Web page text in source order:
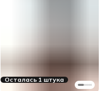
Осталась 1 штука